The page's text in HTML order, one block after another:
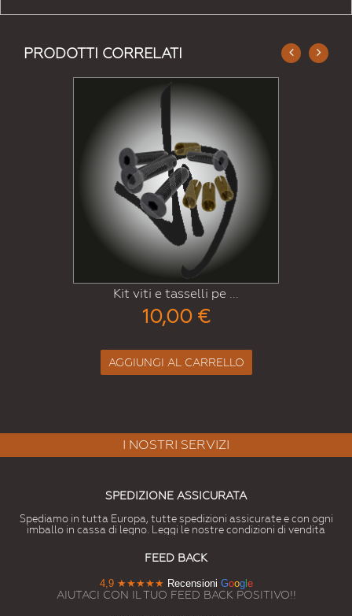
PRODOTTI CORRELATI
Kit guarnizione
I NOSTRI SERVIZI
SPEDIZIONE ASSICURATA
Spediamo in tutta Europa, tutte spedizioni assicurate e con ogni
imballo in cassa di legno. Leggi le nostre condizioni di vendita
FEED BACK
4,9 ★★★★★ Recensioni Googl e
AIUTACI CON IL TUO FEED BACK POSITIVO!!